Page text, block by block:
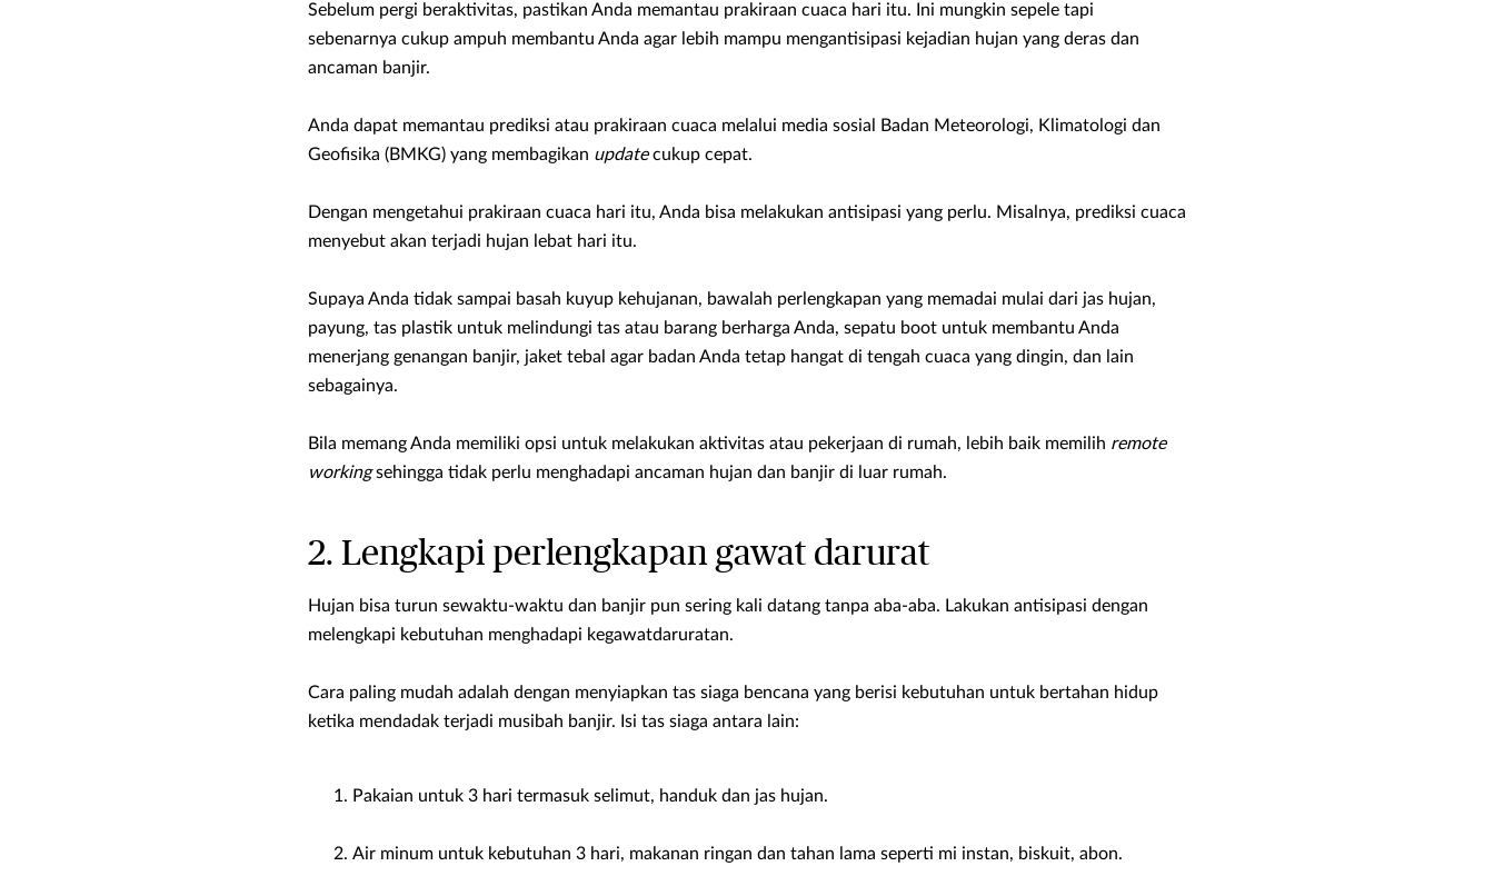
Sebelum pergi beraktivitas, pastikan Anda memantau prakiraan cuaca hari itu. Ini mungkin sepele tapi
sebenarnya cukup ampuh membantu Anda agar lebih mampu mengantisipasi kejadian hujan yang deras dan
ancaman banjir.
Anda dapat memantau prediksi atau prakiraan cuaca melalui media sosial Badan Meteorologi, Klimatologi dan
Geofisika (BMKG) yang membagikan updatecukup cepat.
Dengan mengetahui prakiraan cuaca hari itu, Anda bisa melakukan antisipasi yang perlu. Misalnya, prediksi cuaca
menyebut akan terjadi hujan lebat hari itu.
Supaya Anda tidak sampai basah kuyup kehujanan, bawalah perlengkapan yang memadai mulai dari jas hujan,
payung, tas plastik untuk melindungi tas atau barang berharga Anda, sepatu boot untuk membantu Anda
menerjang genangan banjir, jaket tebal agar badan Anda tetap hangat di tengah cuaca yang dingin, dan lain
sebagainya.
Bila memang Anda memiliki opsi untuk melakukan aktivitas atau pekerjaan di rumah, lebih baik memilih remote
workingsehingga tidak perlu menghadapi ancaman hujan dan banjir di luar rumah.
2. Lengkapi perlengkapan gawat darurat
Hujan bisa turun sewaktu-waktu dan banjir pun sering kali datang tanpa aba-aba. Lakukan antisipasi dengan
melengkapi kebutuhan menghadapi kegawatdaruratan.
Cara paling mudah adalah dengan menyiapkan tas siaga bencana yang berisi kebutuhan untuk bertahan hidup
ketika mendadak terjadi musibah banjir. Isi tas siaga antara lain:
Pakaian untuk 3 hari termasuk selimut, handuk dan jas hujan.
Air minum untuk kebutuhan 3 hari, makanan ringan dan tahan lama seperti mi instan, biskuit, abon.